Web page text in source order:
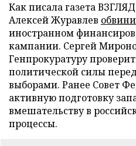
Как писала газета
Алексей Журавлев
иностранном
кампании. Сергей
Генпрокуратуру
политической силы
выборами. Ранее Совет
активную подготовку
вмешательству в
процессы.